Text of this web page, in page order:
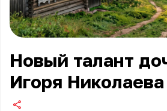
Новый талант
Игоря Николаева